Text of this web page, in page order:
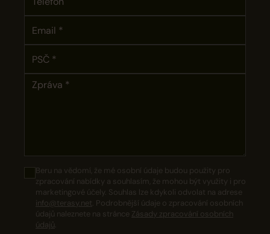
Beru na vědomí, že mé osobní údaje budou použity pro
zpracování nabídky a souhlasím, že mohou být využity i pro
marketingové účely. Souhlas lze kdykoli odvolat na adrese
info@terasy.net. Podrobnější údaje o zpracování osobních
údajů naleznete na stránce Zásady zpracování osobních
údajů.